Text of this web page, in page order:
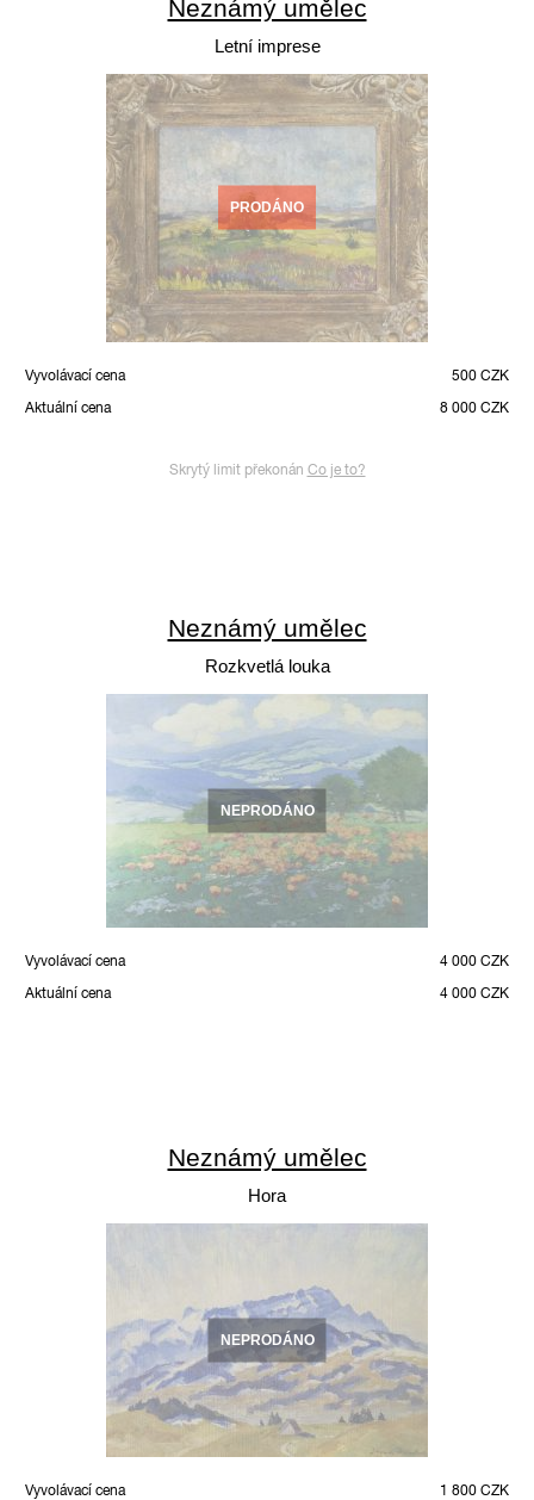
Neznámý umělec
Letní imprese
PRODÁNO
Vyvolávací cena
500 CZK
Aktuální cena
8 000 CZK
Skrytý limit překonán Co je to?
Neznámý umělec
Rozkvetlá louka
NEPRODÁNO
Vyvolávací cena
4 000 CZK
Aktuální cena
4 000 CZK
Neznámý umělec
Hora
NEPRODÁNO
Vyvolávací cena
1 800 CZK